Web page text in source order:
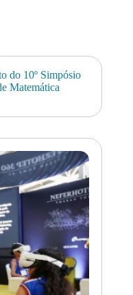
do 10º Simpósio
Matemática